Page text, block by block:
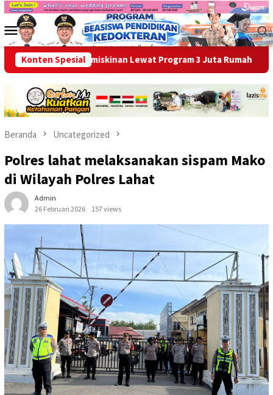
Loncat
kontenMenu
Mobile
Konten Spesial
Kemiskinan Lewat Program 3 Juta Rumah Ikhtiar
Beranda Uncategorized
Polres lahat melaksanakan sispam Mako
di Wilayah Polres Lahat
Admin
26 Februari 2026
157 views